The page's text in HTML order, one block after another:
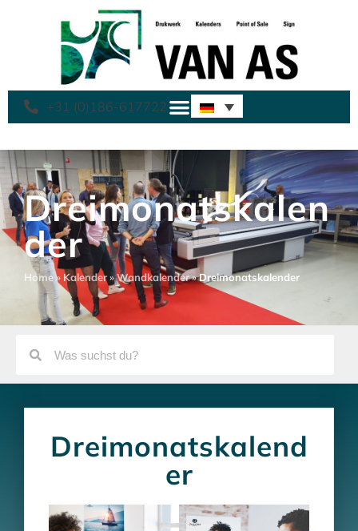
+31 (0)186-617722
Dreimonatskalen
der
Home» Kalender»Wandkalender»Dreimonatskalender
Dreimonatskalend
er